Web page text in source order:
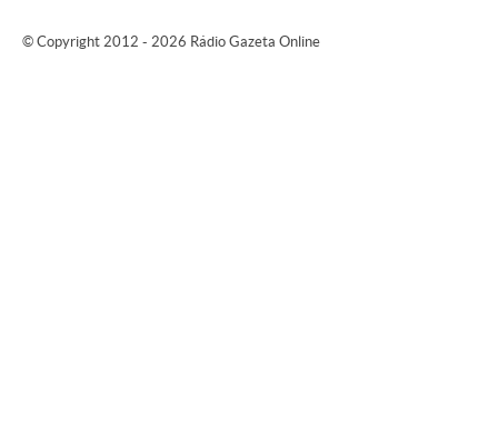
© Copyright 2012 - 2026 Rádio Gazeta Online